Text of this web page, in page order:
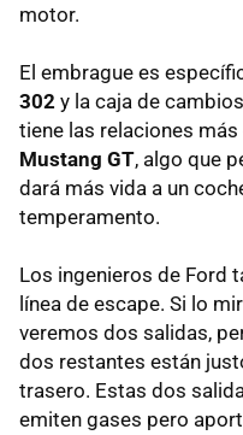
motor.
El embrague es
302 y la caja de
tiene las relaciones más
Mustang GT, algo que
dará más vida a un
temperamento.
Los ingenieros de Ford
línea de escape. Si lo
veremos dos salidas,
dos restantes están
trasero. Estas dos
emiten gases pero